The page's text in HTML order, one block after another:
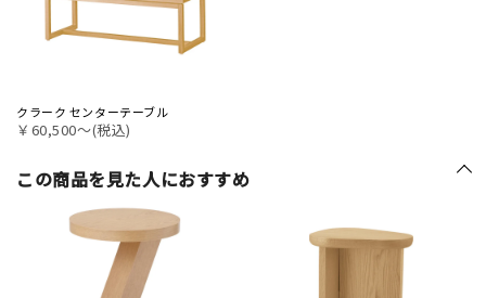
クラーク センターテーブル
￥60,500〜(税込)
この商品を見た人におすすめ